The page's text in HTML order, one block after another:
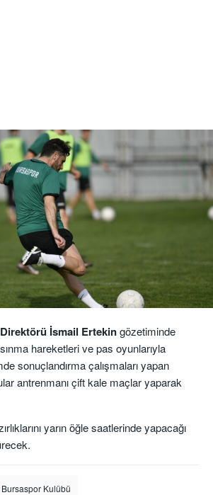
İsmail Ertekingözetiminde
hareketleri ve pas oyunlarıyla
sonuçlandırma çalışmaları yapan
antrenmanı çift kale maçlar yaparak
yarın öğle saatlerinde yapacağı
Bursaspor Kulübü